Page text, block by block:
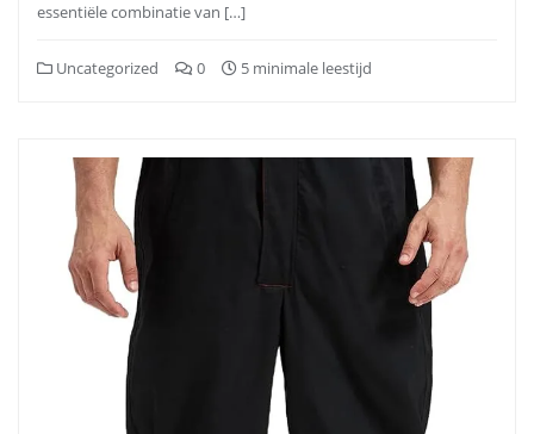
essentiële combinatie van […]
Uncategorized 0 5 minimale leestijd